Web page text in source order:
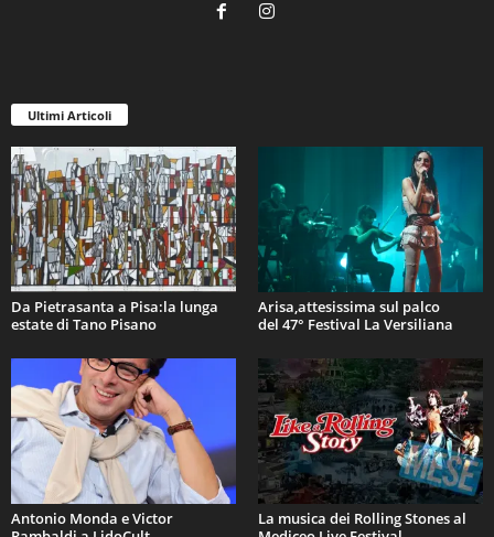
Ultimi Articoli
Da Pietrasanta a Pisa:la lunga
estate di Tano Pisano
Arisa,attesissima sul palco
del 47° Festival La Versiliana
Antonio Monda e Victor
La musica dei Rolling Stones al